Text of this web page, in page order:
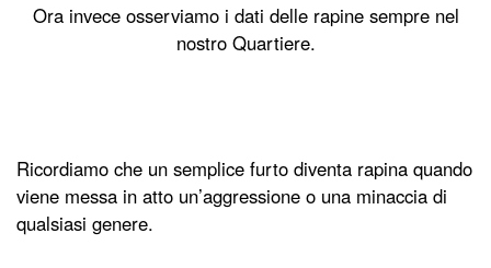
Ora invece osserviamo i dati delle rapine sempre nel
nostro Quartiere.
Ricordiamo che un semplice furto diventa rapina quando
viene messa in atto un’aggressione o una minaccia di
qualsiasi genere.